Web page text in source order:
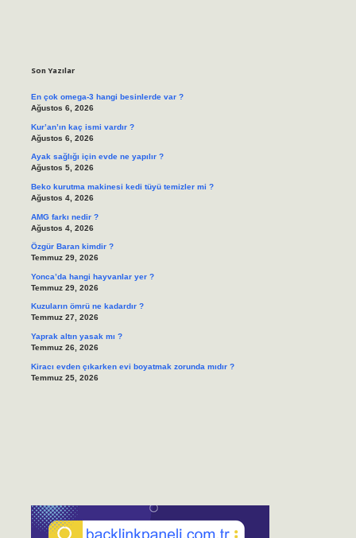
Son Yazılar
En çok omega-3 hangi besinlerde var ?
Ağustos 6, 2026
Kur’an’ın kaç ismi vardır ?
Ağustos 6, 2026
Ayak sağlığı için evde ne yapılır ?
Ağustos 5, 2026
Beko kurutma makinesi kedi tüyü temizler mi ?
Ağustos 4, 2026
AMG farkı nedir ?
Ağustos 4, 2026
Özgür Baran kimdir ?
Temmuz 29, 2026
Yonca’da hangi hayvanlar yer ?
Temmuz 29, 2026
Kuzuların ömrü ne kadardır ?
Temmuz 27, 2026
Yaprak altın yasak mı ?
Temmuz 26, 2026
Kiracı evden çıkarken evi boyatmak zorunda mıdır ?
Temmuz 25, 2026